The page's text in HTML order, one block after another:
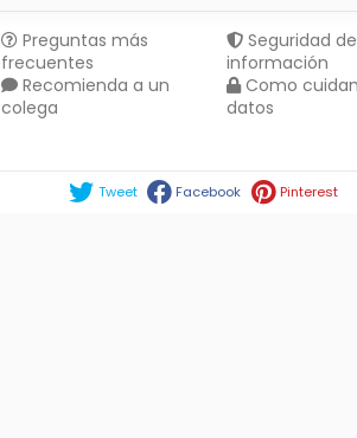
Preguntas más
frecuentes
Recomienda a un
colega
Seguridad
información
Como
datos
Tweet Facebook Pinterest